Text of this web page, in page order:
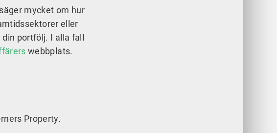
mycket om hur
eller
portfölj. I alla fall
webbplats.
Property.